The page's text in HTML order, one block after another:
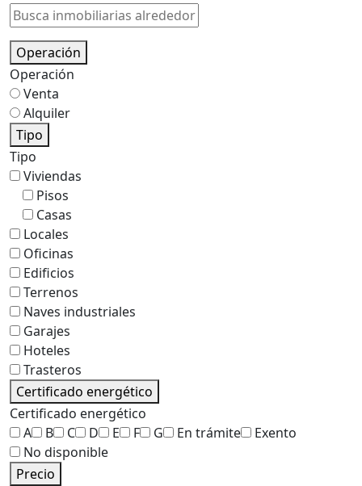
Operación
Operación
Venta
Alquiler
Tipo
Tipo
Viviendas
Pisos
Casas
Locales
Oficinas
Edificios
Terrenos
Naves industriales
Garajes
Hoteles
Trasteros
Certificado energético
Certificado energético
A
B C D E F G En trámite
Exento
No disponible
Precio